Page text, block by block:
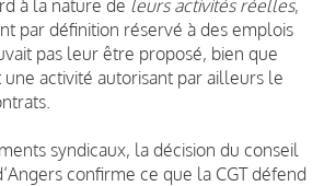
à la nature de leurs activités réelles,
par définition réservé à des emplois
pas leur être proposé, bien que
une activité autorisant par ailleurs le
syndicaux, la décision du conseil
confirme ce que la CGT défend